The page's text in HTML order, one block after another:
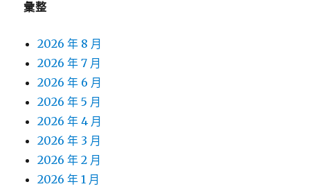
彙整
2026 年 8 月
2026 年 7 月
2026 年 6 月
2026 年 5 月
2026 年 4 月
2026 年 3 月
2026 年 2 月
2026 年 1 月